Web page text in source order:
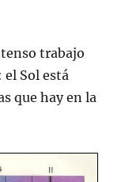
trabajo
el Sol está
que hay en la